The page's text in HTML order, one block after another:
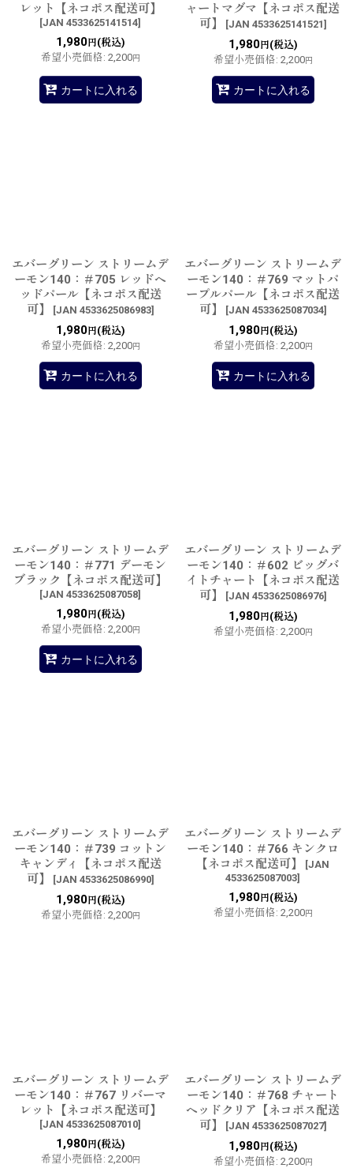
レット【ネコポス配送可】
[JAN 4533625141514]
1,980円(税込)
希望小売価格: 2,200円
カートに入れる
ャートマグマ【ネコポス配送
可】
[JAN 4533625141521]
1,980円(税込)
希望小売価格: 2,200円
カートに入れる
エバーグリーン ストリームデ
ーモン140：＃705 レッドヘ
ッドパール【ネコポス配送
可】
[JAN 4533625086983]
1,980円(税込)
希望小売価格: 2,200円
カートに入れる
エバーグリーン ストリームデ
ーモン140：＃769 マットパ
ープルパール【ネコポス配送
可】
[JAN 4533625087034]
1,980円(税込)
希望小売価格: 2,200円
カートに入れる
エバーグリーン ストリームデ
ーモン140：＃771 デーモン
ブラック【ネコポス配送可】
[JAN 4533625087058]
1,980円(税込)
希望小売価格: 2,200円
カートに入れる
エバーグリーン ストリームデ
ーモン140：＃602 ビッグバ
イトチャート【ネコポス配送
可】
[JAN 4533625086976]
1,980円(税込)
希望小売価格: 2,200円
エバーグリーン ストリームデ
ーモン140：＃739 コットン
キャンディ【ネコポス配送
可】
[JAN 4533625086990]
1,980円(税込)
希望小売価格: 2,200円
エバーグリーン ストリームデ
ーモン140：＃766 キンクロ
【ネコポス配送可】
[JAN
4533625087003]
1,980円(税込)
希望小売価格: 2,200円
エバーグリーン ストリームデ
ーモン140：＃767 リバーマ
レット【ネコポス配送可】
[JAN 4533625087010]
1,980円(税込)
希望小売価格: 2,200円
エバーグリーン ストリームデ
ーモン140：＃768 チャート
ヘッドクリア【ネコポス配送
可】
[JAN 4533625087027]
1,980円(税込)
希望小売価格: 2,200円